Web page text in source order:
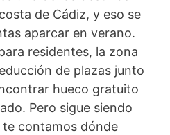
de Cádiz, y eso se
aparcar en verano.
residentes, la zona
de plazas junto
hueco gratuito
Pero sigue siendo
te contamos dónde